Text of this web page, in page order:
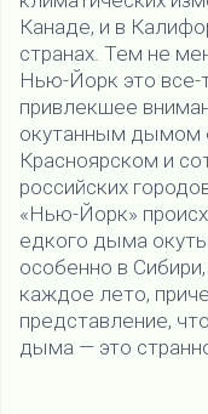
Канаде, и в
странах. Тем не
Нью-Йорк это все-
привлекшее
окутанным дымом
Красноярском и
российских
«Нью-Йорк»
едкого дыма
особенно в
каждое лето,
представление,
дыма — это